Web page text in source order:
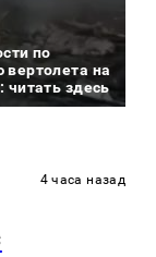
по
на
читать здесь
4 часа назад